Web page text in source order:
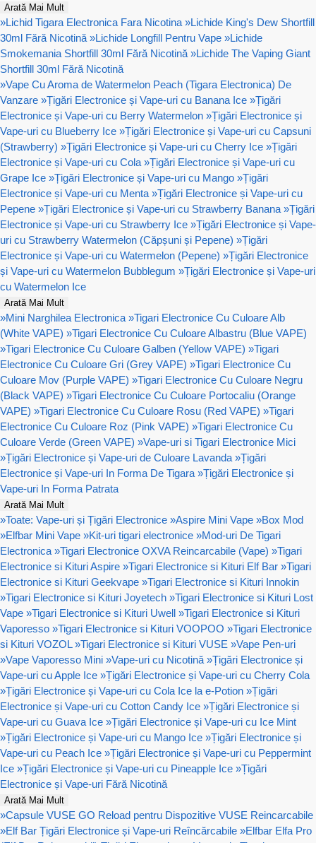
Arată Mai Mult
»Lichid Tigara Electronica Fara Nicotina »Lichide King's Dew Shortfill
30ml Fără Nicotină »Lichide Longfill Pentru Vape »Lichide
Smokemania Shortfill 30ml Fără Nicotină »Lichide The Vaping Giant
Shortfill 30ml Fără Nicotină
»Vape Cu Aroma de Watermelon Peach (Tigara Electronica) De
Vanzare »Țigări Electronice și Vape-uri cu Banana Ice »Țigări
Electronice și Vape-uri cu Berry Watermelon »Țigări Electronice și
Vape-uri cu Blueberry Ice »Țigări Electronice și Vape-uri cu Capsuni
(Strawberry) »Țigări Electronice și Vape-uri cu Cherry Ice »Țigări
Electronice și Vape-uri cu Cola »Țigări Electronice și Vape-uri cu
Grape Ice »Țigări Electronice și Vape-uri cu Mango »Țigări
Electronice și Vape-uri cu Menta »Țigări Electronice și Vape-uri cu
Pepene »Țigări Electronice și Vape-uri cu Strawberry Banana »Țigări
Electronice și Vape-uri cu Strawberry Ice »Țigări Electronice și Vape-
uri cu Strawberry Watermelon (Căpșuni și Pepene) »Țigări
Electronice și Vape-uri cu Watermelon (Pepene) »Țigări Electronice
și Vape-uri cu Watermelon Bubblegum »Țigări Electronice și Vape-uri
cu Watermelon Ice
Arată Mai Mult
»Mini Narghilea Electronica »Tigari Electronice Cu Culoare Alb
(White VAPE) »Tigari Electronice Cu Culoare Albastru (Blue VAPE)
»Tigari Electronice Cu Culoare Galben (Yellow VAPE) »Tigari
Electronice Cu Culoare Gri (Grey VAPE) »Tigari Electronice Cu
Culoare Mov (Purple VAPE) »Tigari Electronice Cu Culoare Negru
(Black VAPE) »Tigari Electronice Cu Culoare Portocaliu (Orange
VAPE) »Tigari Electronice Cu Culoare Rosu (Red VAPE) »Tigari
Electronice Cu Culoare Roz (Pink VAPE) »Tigari Electronice Cu
Culoare Verde (Green VAPE) »Vape-uri si Tigari Electronice Mici
»Țigări Electronice și Vape-uri de Culoare Lavanda »Țigări
Electronice și Vape-uri In Forma De Tigara »Țigări Electronice și
Vape-uri In Forma Patrata
Arată Mai Mult
»Toate: Vape-uri și Țigări Electronice »Aspire Mini Vape »Box Mod
»Elfbar Mini Vape »Kit-uri tigari electronice »Mod-uri De Tigari
Electronica »Tigari Electronice OXVA Reincarcabile (Vape) »Tigari
Electronice si Kituri Aspire »Tigari Electronice si Kituri Elf Bar »Tigari
Electronice si Kituri Geekvape »Tigari Electronice si Kituri Innokin
»Tigari Electronice si Kituri Joyetech »Tigari Electronice si Kituri Lost
Vape »Tigari Electronice si Kituri Uwell »Tigari Electronice si Kituri
Vaporesso »Tigari Electronice si Kituri VOOPOO »Tigari Electronice
si Kituri VOZOL »Tigari Electronice si Kituri VUSE »Vape Pen-uri
»Vape Vaporesso Mini »Vape-uri cu Nicotină »Țigări Electronice și
Vape-uri cu Apple Ice »Țigări Electronice și Vape-uri cu Cherry Cola
»Țigări Electronice și Vape-uri cu Cola Ice la e-Potion »Țigări
Electronice și Vape-uri cu Cotton Candy Ice »Țigări Electronice și
Vape-uri cu Guava Ice »Țigări Electronice și Vape-uri cu Ice Mint
»Țigări Electronice și Vape-uri cu Mango Ice »Țigări Electronice și
Vape-uri cu Peach Ice »Țigări Electronice și Vape-uri cu Peppermint
Ice »Țigări Electronice și Vape-uri cu Pineapple Ice »Țigări
Electronice și Vape-uri Fără Nicotină
Arată Mai Mult
»Capsule VUSE GO Reload pentru Dispozitive VUSE Reincarcabile
»Elf Bar Țigări Electronice și Vape-uri Reîncărcabile »Elfbar Elfa Pro